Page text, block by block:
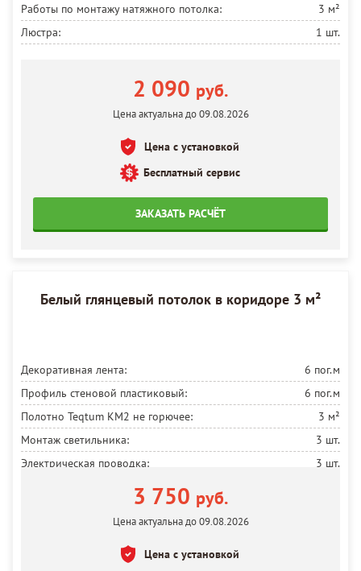
Работы по монтажу натяжного потолка:
3 м²
Люстра:
1 шт.
2 090 руб.
Цена актуальна до 09.08.2026
Цена с установкой
Бесплатный сервис
ЗАКАЗАТЬ РАСЧЁТ
Белый глянцевый потолок в коридоре 3 м²
Декоративная лента:
6 пог.м
Профиль стеновой пластиковый:
6 пог.м
Полотно Teqtum КМ2 не горючее:
3 м²
Монтаж светильника:
3 шт.
Электрическая проводка:
3 шт.
Работы по монтажу натяжного потолка:
3 750 руб.
Цена актуальна до 09.08.2026
Цена с установкой